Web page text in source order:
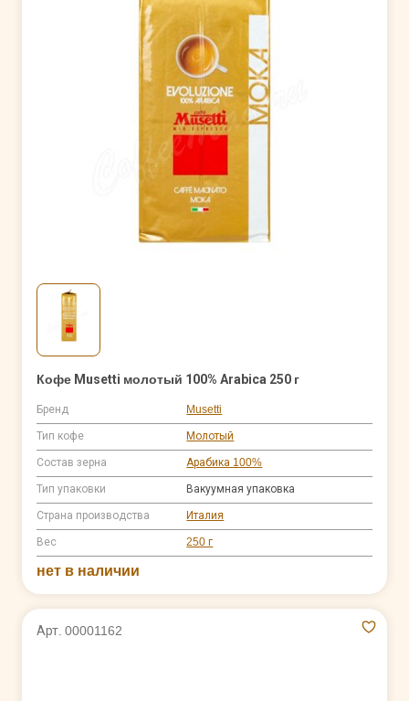
Кофе Musetti молотый 100% Arabica 250 г
Бренд Musetti
Тип кофе Молотый
Состав зерна Арабика 100%
Тип упаковки Вакуумная упаковка
Страна производства Италия
Вес 250 г
нет в наличии
Арт. 00001162